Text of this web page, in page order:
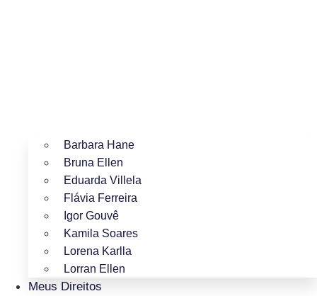
Barbara Hane
Bruna Ellen
Eduarda Villela
Flávia Ferreira
Igor Gouvê
Kamila Soares
Lorena Karlla
Lorran Ellen
Meus Direitos